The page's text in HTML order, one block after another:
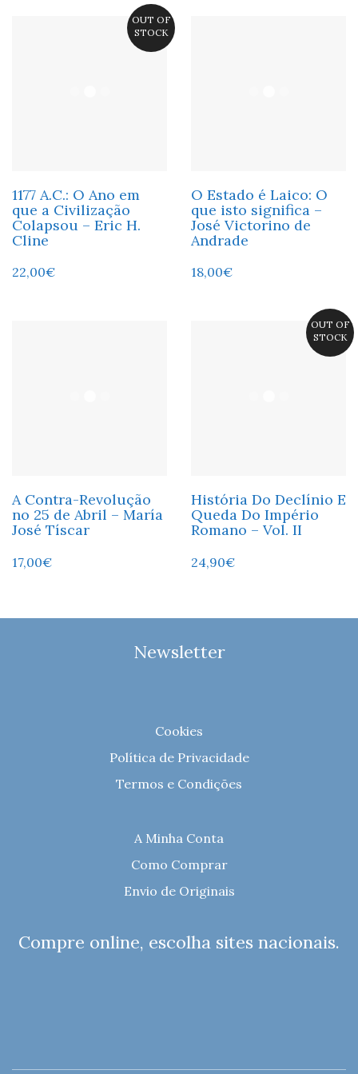
OUT OF
STOCK
1177 A.C.: O Ano em
que a Civilização
Colapsou – Eric H.
Cline
22,00€
O Estado é Laico: O
que isto significa –
José Victorino de
Andrade
18,00€
A Contra-Revolução
no 25 de Abril – María
José Tíscar
17,00€
OUT OF
STOCK
História Do Declínio E
Queda Do Império
Romano – Vol. II
24,90€
Newsletter
Cookies
Política de Privacidade
Termos e Condições
A Minha Conta
Como Comprar
Envio de Originais
Compre online, escolha sites nacionais.